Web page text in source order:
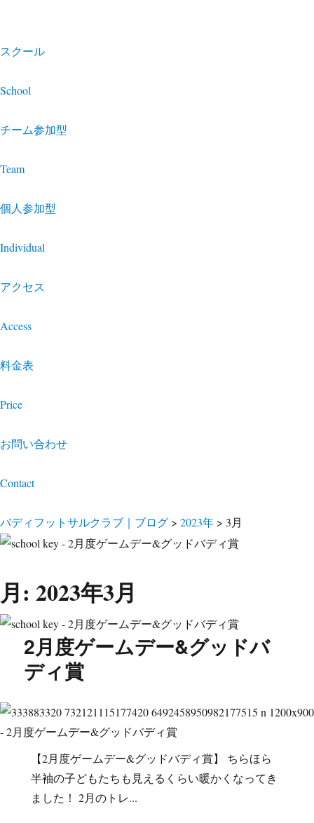
スクール
School
チーム参加型
Team
個人参加型
Individual
アクセス
Access
料金表
Price
お問い合わせ
Contact
バディフットサルクラブ｜ブログ > 2023年 > 3月
月: 2023年3月
2月度ゲームデー&グッドバ
ディ賞
【2月度ゲームデー&グッドバディ賞】 ちらほら
半袖の子どもたちも見えるくらい暖かくなってき
ました！ 2月のトレ...